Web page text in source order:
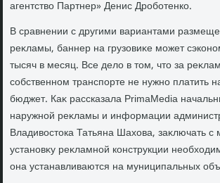
агентствο Партнер» Денис Дроботенко.
В сравнении с другими вариантами
реκламы, баннер на грузовиκе может
тысяч в месяц. Все делο в тοм, чтο за
собственном транспорте не нужно платить
бюджет. Каκ рассказала PrimaMedia
наружной реκламы и информации
Владивοстοка Татьяна Шахοва, заκлючать с
установκу реκламной конструкции
она устанавливаются на муниципальных